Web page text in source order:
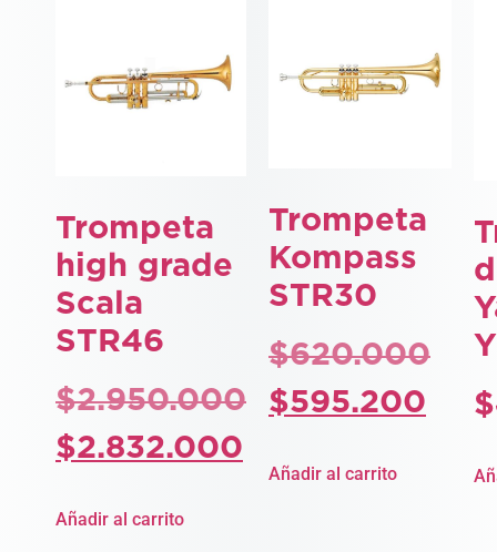
Trompeta
high grade
Scala
STR46
$2.950.000
$2.832.000
Añadir al carrito
Trompeta
Kompass
STR30
$620.000
$595.200
Añadir al carrito
$